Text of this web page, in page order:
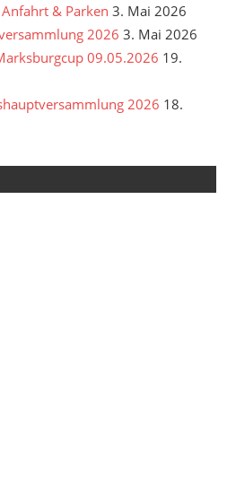
& Parken 3. Mai 2026
2026 3. Mai 2026
09.05.2026 19.
2026 18.